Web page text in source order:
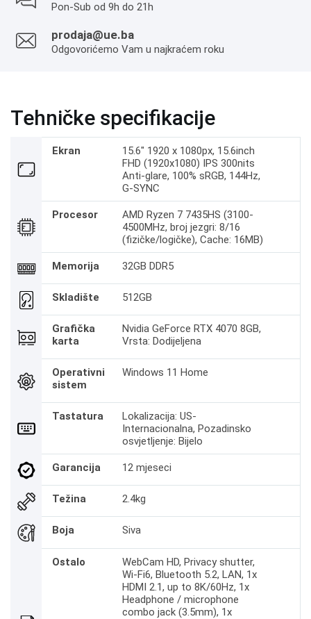
Pon-Sub od 9h do 21h
prodaja@ue.ba
Odgovorićemo Vam u najkraćem roku
Tehničke specifikacije
Ekran
15.6" 1920 x 1080px, 15.6inch
FHD (1920x1080) IPS 300nits
Anti-glare, 100% sRGB, 144Hz,
G-SYNC
Procesor
AMD Ryzen 7 7435HS (3100-
4500MHz, broj jezgri: 8/16
(fizičke/logičke), Cache: 16MB)
Memorija 32GB DDR5
Skladište 512GB
Grafička
karta
Nvidia GeForce RTX 4070 8GB,
Vrsta: Dodijeljena
Operativni
sistem
Windows 11 Home
Tastatura
Lokalizacija: US-
Internacionalna, Pozadinsko
osvjetljenje: Bijelo
Garancija 12 mjeseci
Težina 2.4kg
Boja Siva
Ostalo
WebCam HD, Privacy shutter,
Wi-Fi6, Bluetooth 5.2, LAN, 1x
HDMI 2.1, up to 8K/60Hz, 1x
Headphone / microphone
combo jack (3.5mm), 1x